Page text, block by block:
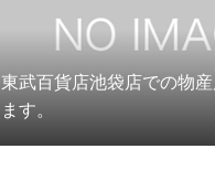
東武百貨店池袋店での物
ます。